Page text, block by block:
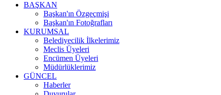
BAŞKAN
Başkan'ın Özgeçmişi
Başkan'ın Fotoğrafları
KURUMSAL
Belediyecilik İlkelerimiz
Meclis Üyeleri
Encümen Üyeleri
Müdürlüklerimiz
GÜNCEL
Haberler